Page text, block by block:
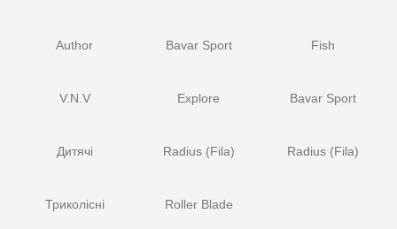
Author
V.N.V
Дитячі
Триколісні
Bavar Sport
Explore
Radius (Fila)
Roller Blade
Fish
Bavar Sport
Radius (Fila)